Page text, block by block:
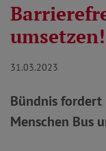
umsetzen!
31.03.2023
Bündnis
Menschen Bus